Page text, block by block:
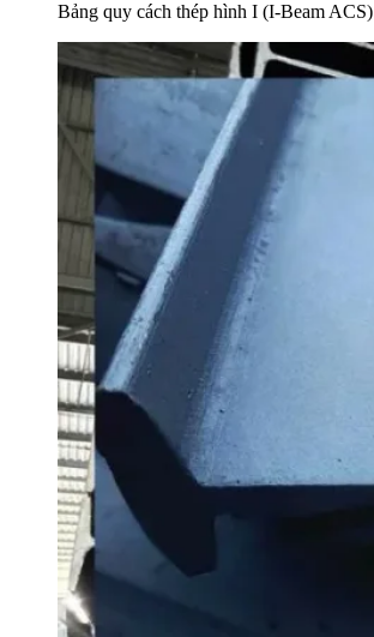
Bảng quy cách thép hình I (I-Beam ACS)